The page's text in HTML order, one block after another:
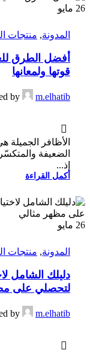
26 مايو
المدونة, منتجات
أفضل الطرق
قوتها ولمعانها
by m.elhatib
الأظافر الجميلة
الضعيفة
إذ...
أكمل القراءة
26 مايو
المدونة, منتجات
دليلك الشامل
لتحصلي على
by m.elhatib